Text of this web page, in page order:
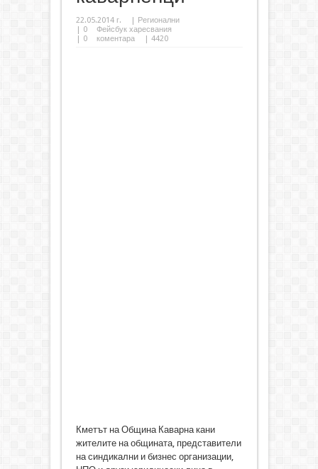
22.05.2014 г. | Регионални
| 0
Фейсбук харесвания
| 0 коментара | 4420
Кметът на Община Каварна кани
жителите на общината, представители
на синдикални и бизнес организации,